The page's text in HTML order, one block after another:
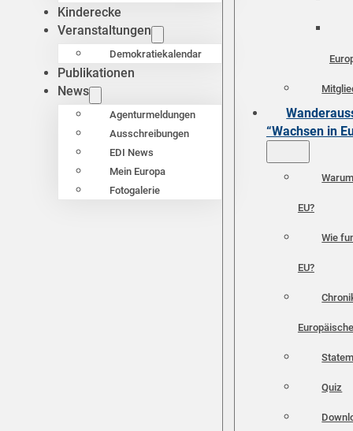
Kinderecke
Veranstaltungen
Demokratiekalendar
Publikationen
News
Agenturmeldungen
Ausschreibungen
EDI News
Mein Europa
Fotogalerie
“Wachsen in
EU?
Wie
EU?
Quiz